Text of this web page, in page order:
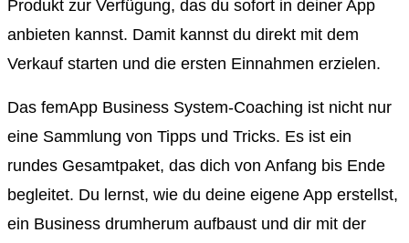
Produkt zur Verfügung, das du sofort in deiner App
anbieten kannst. Damit kannst du direkt mit dem
Verkauf starten und die ersten Einnahmen erzielen.
Das femApp Business System-Coaching ist nicht nur
eine Sammlung von Tipps und Tricks. Es ist ein
rundes Gesamtpaket, das dich von Anfang bis Ende
begleitet. Du lernst, wie du deine eigene App erstellst,
ein Business drumherum aufbaust und dir mit der